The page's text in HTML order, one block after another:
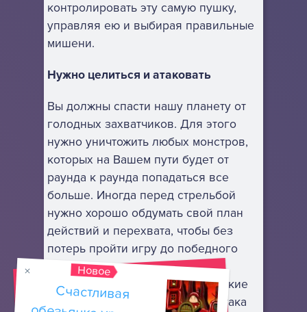
контролировать эту самую пушку,
управляя ею и выбирая правильные
мишени.
Нужно целиться и атаковать
Вы должны спасти нашу планету от
голодных захватчиков. Для этого
нужно уничтожить любых монстров,
которых на Вашем пути будет от
раунда к раунда попадаться все
больше. Иногда перед стрельбой
нужно хорошо обдумать свой план
действий и перехвата, чтобы без
потерь пройти игру до победного
конца. Осмотрите внимательно
локацию, найдите уязвимые тонкие
места, а затем пусть начнется атака
Новое
Счастливая
обезьянка уровень